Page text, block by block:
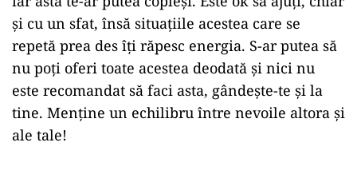
și cu un sfat, însă situațiile acestea care se
repetă prea des îți răpesc energia. S-ar putea să
nu poți oferi toate acestea deodată și nici nu
este recomandat să faci asta, gândește-te și la
tine. Menține un echilibru între nevoile altora și
ale tale!